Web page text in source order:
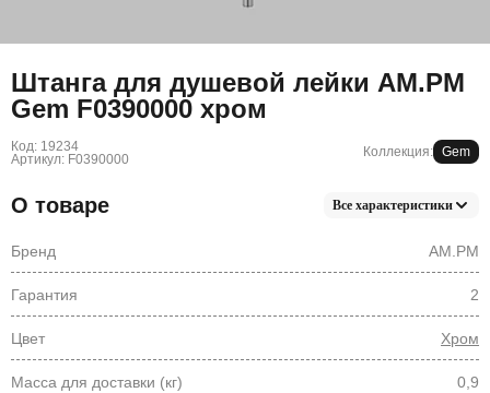
Штанга для душевой лейки AM.PM
Gem F0390000 хром
Код: 19234
Артикул: F0390000
Коллекция: Gem
О товаре Все характеристики
Бренд AM.PM
Гарантия 2
Цвет Хром
Масса для доставки (кг) 0,9